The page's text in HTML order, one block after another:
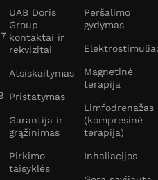
UAB Doris
Group
kontaktai ir
rekvizitai
Atsiskaitymas
Pristatymas
Garantija ir
grąžinimas
Pirkimo
taisyklės
Peršalimo
gydymas
Magnetinė
terapija
Limfodrenažas
(kompresinė
terapija)
Inhaliacijos